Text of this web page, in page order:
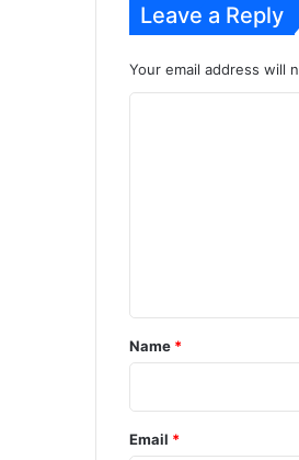
Leave a Reply
Your email address will
*
Name *
Email *